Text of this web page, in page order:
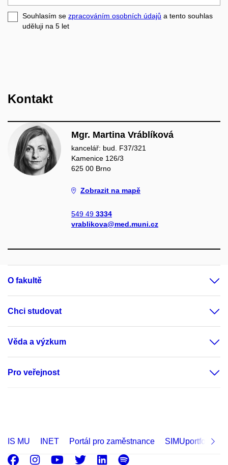
e-
mail
Souhlasím se zpracováním osobních údajů a tento souhlas
uděluji na 5 let
Kontakt
Mgr. Martina Vráblíková
kancelář: bud. F37/321
Kamenice 126/3
625 00 Brno
Zobrazit na mapě
549 49 3334
vrablikova@med.muni.cz
O fakultě
Chci studovat
Věda a výzkum
Pro veřejnost
IS MU INET Portál pro zaměstnance SIMUportfolio
Facebook
Instagram
Youtube
Twitter
LinkedIn
Spotify